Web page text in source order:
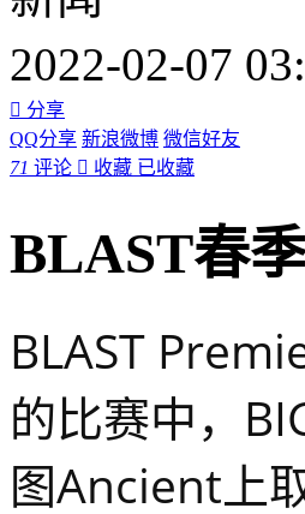
2022-02-07
 分享
QQ分享 新浪微博 微信好友
71 评论  收藏 已收藏
BLAST春
BLAST
的比赛中，
图Ancient上